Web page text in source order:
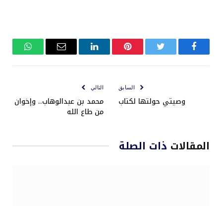
فيسبوك تويتر بينتيريستلينكدإن
البريد
واتساب
السابق
وصيتي حولتها لكتاب
التالي
محمد بن عبدالوهاب.. وإخوان
من طاع الله
المقالات ذات الصلة